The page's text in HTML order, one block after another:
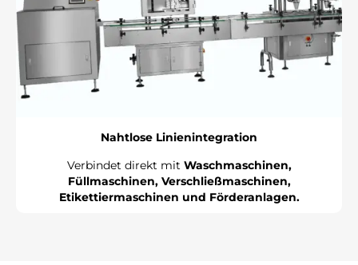
Nahtlose Linienintegration
Verbindet direkt mit Waschmaschinen,
Füllmaschinen, Verschließmaschinen,
Etikettiermaschinen und Förderanlagen.